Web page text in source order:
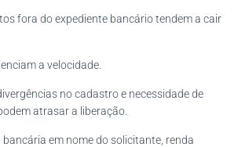
fora do expediente bancário tendem a cair
a velocidade.
no cadastro e necessidade de
atrasar a liberação.
em nome do solicitante, renda